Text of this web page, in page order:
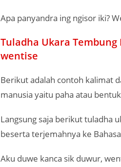
Apa panyandra ing ngisor iki?
Tuladha Ukara
wentise
Berikut adalah contoh kalimat
manusia yaitu paha atau
Langsung saja berikut tuladha
beserta terjemahnya ke
Aku duwe kanca sik duwur,